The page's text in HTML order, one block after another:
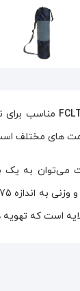
مناسب برای
های مختلف
به یک
است که تهویه